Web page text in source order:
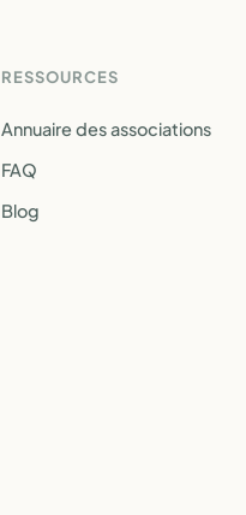
RESSOURCES
Annuaire des associations
FAQ
Blog